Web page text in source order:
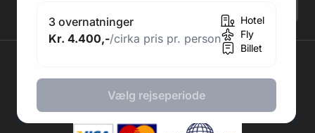
3 overnatninger
Kr. 4.400,-/cirka pris pr. person
Hotel
Fly
Billet
Vælg rejseperiode